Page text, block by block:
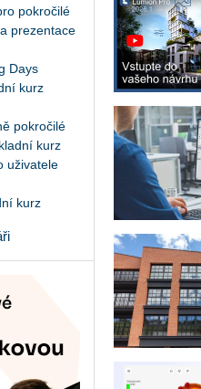
pokročilé
prezentace
Days
kurz
pokročilé
kurz
uživatele
kurz